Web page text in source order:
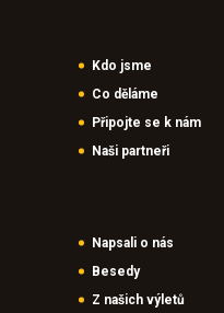
Kdo jsme
Co děláme
Připojte se k nám
Naši partneři
Napsali o nás
Besedy
Z našich výletů